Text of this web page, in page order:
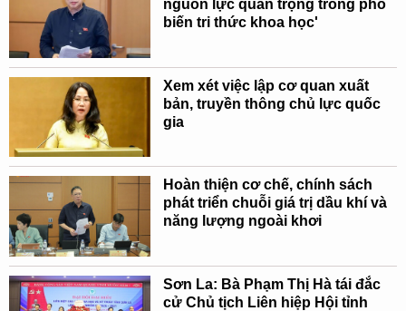
nguồn lực quan trọng trong phổ
biến tri thức khoa học'
Xem xét việc lập cơ quan xuất
bản, truyền thông chủ lực quốc
gia
Hoàn thiện cơ chế, chính sách
phát triển chuỗi giá trị dầu khí và
năng lượng ngoài khơi
Sơn La: Bà Phạm Thị Hà tái đắc
cử Chủ tịch Liên hiệp Hội tỉnh